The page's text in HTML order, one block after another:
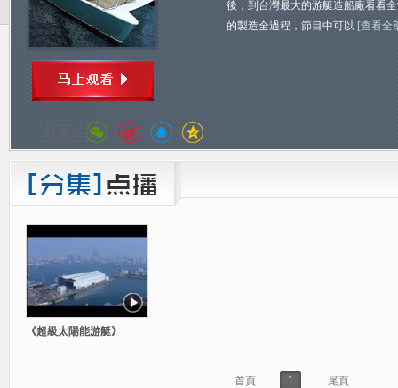
後，到台灣最大的游艇造船廠看看
的製造全過程，節目中可以 [查看全
分享：
《超級太陽能游艇》
首頁 1 尾頁